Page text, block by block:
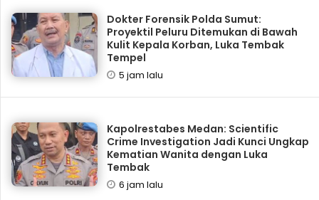
Dokter Forensik Polda Sumut:
Proyektil Peluru Ditemukan di Bawah
Kulit Kepala Korban, Luka Tembak
Tempel
5 jam lalu
Kapolrestabes Medan: Scientific
Crime Investigation Jadi Kunci Ungkap
Kematian Wanita dengan Luka
Tembak
6 jam lalu